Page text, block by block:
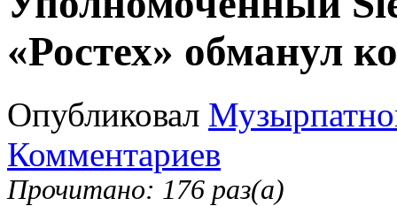
«Ростех» обманул
Опубликовал
Комментариев
Прочитано: 176 раз(а)